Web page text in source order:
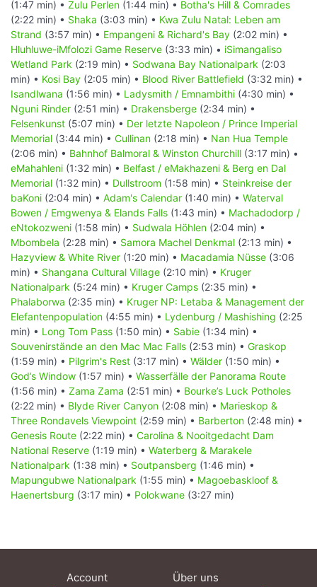
(1:47 min) • Zulu Perlen (1:44 min) • Botha's Hill & Comrades
(2:22 min) • Shaka (3:03 min) • Kwa Zulu Natal: Leben am
Strand (3:57 min) • Empangeni & Richard's Bay (2:02 min) •
Hluhluwe-iMfolozi Game Reserve (3:33 min) • iSimangaliso
Wetland Park (2:19 min) • Sodwana Bay Nationalpark (2:03
min) • Kosi Bay (2:05 min) • Blood River Battlefield (3:32 min) •
Isandlwana (1:56 min) • Ladysmith / Emnambithi (4:30 min) •
Nguni Rinder (2:51 min) • Drakensberge (2:34 min) •
Felsenkunst (5:07 min) • Der letzte Napoleon / Prince Imperial
Memorial (3:44 min) • Cullinan (2:18 min) • Nan Hua Temple
(2:06 min) • Bahnhof Balmoral & Winston Churchill (3:17 min) •
eMahahleni (1:32 min) • Belfast / eMakhazeni & Berg en Dal
Memorial (1:32 min) • Dullstroom (1:58 min) • Steinkreise der
baKoni (2:04 min) • Adam's Calendar (1:40 min) • Waterval
Bowen / Emgwenya & Elands Falls (1:43 min) • Machadodorp /
eNtokozweni (1:58 min) • Sudwala Höhlen (2:04 min) •
Mbombela (2:28 min) • Samora Machel Denkmal (2:13 min) •
Hazyview & White River (1:20 min) • Macadamia Nüsse (3:06
min) • Shangana Cultural Village (2:10 min) • Kruger
Nationalpark (5:24 min) • Kruger Camps (2:35 min) •
Phalaborwa (2:35 min) • Kruger NP: Letaba & Management der
Elefantenpopulation (4:55 min) • Lydenburg / Mashishing (2:25
min) • Long Tom Pass (1:50 min) • Sabie (1:34 min) •
Souvenirstände an den Mac Mac Falls (2:53 min) • Graskop
(1:59 min) • Pilgrim's Rest (3:17 min) • Wälder (1:50 min) •
God’s Window (1:57 min) • Wasserfälle der Panorama Route
(1:56 min) • Zama Zama (2:51 min) • Bourke’s Luck Potholes
(2:22 min) • Blyde River Canyon (2:08 min) • Marieskop &
Three Rondavels Viewpoint (2:59 min) • Barberton (2:48 min) •
Genesis Route (2:22 min) • Carolina & Nooitgedacht Dam
National Reserve (1:19 min) • Waterberg & Marakele
Nationalpark (1:38 min) • Soutpansberg (1:46 min) •
Mapungubwe Nationalpark (1:55 min) • Magoebaskloof &
Haenertsburg (3:17 min) • Polokwane (3:27 min)
Account Über uns